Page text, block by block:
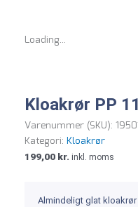
Loading...
Kloakrør PP
Varenummer (SKU):
Kategori: Kloakrør
199,00 kr. inkl. moms
Almindeligt glat